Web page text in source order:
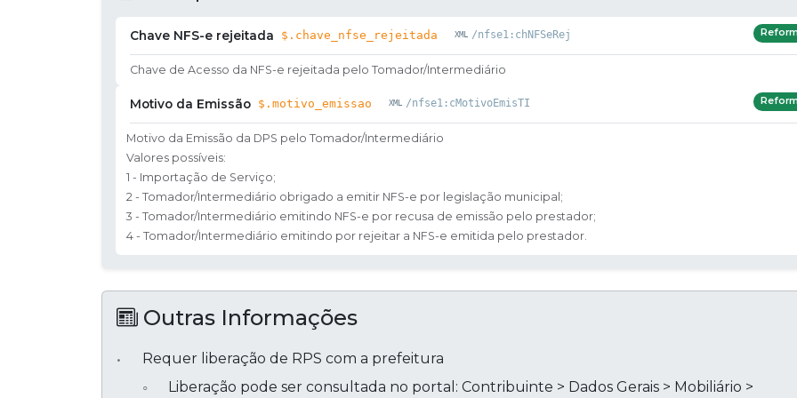
Chave NFS-e rejeitada $.chave_nfse_rejeitada /nfse1:chNFSeRej
Chave de Acesso da NFS-e rejeitada pelo Tomador/Intermediário
Motivo da Emissão $.motivo_emissao /nfse1:cMotivoEmisTI
Motivo da Emissão da DPS pelo Tomador/Intermediário
Valores possíveis:
1 - Importação de Serviço;
2 - Tomador/Intermediário obrigado a emitir NFS-e por legislação municipal;
3 - Tomador/Intermediário emitindo NFS-e por recusa de emissão pelo prestador;
4 - Tomador/Intermediário emitindo por rejeitar a NFS-e emitida pelo prestador.
Outras Informações
Requer liberação de RPS com a prefeitura
Liberação pode ser consultada no portal: Contribuinte > Dados Gerais > Mobiliário >